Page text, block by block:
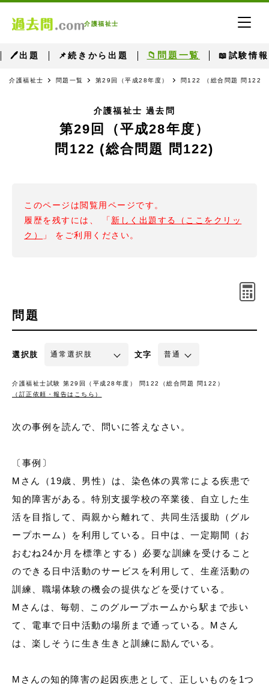
介護福祉士
🖊出題 📌続きから出題 📁問題一覧 📖試験情報
介護福祉士 問題一覧 第29回（平成28年度） 問122 （総合問題 問122）
介護福祉士 過去問
第29回（平成28年度）
問122 (総合問題 問122)
このページは閲覧用ページです。
履歴を残すには、 「 新しく出題する（ここをクリッ
ク）
」 をご利用ください。
問題
選択肢 文字
介護福祉士試験 第29回（平成28年度） 問122（総合問題 問122）
（訂正依頼・報告はこちら）
次の事例を読んで、問いに答えなさい。
〔事例〕
Mさん（19歳、男性）は、染色体の異常による疾患で
知的障害がある。特別支援学校の卒業後、自立した生
活を目指して、両親から離れて、共同生活援助（グル
ープホーム）を利用している。日中は、一定期間（お
おむね24か月を標準とする）必要な訓練を受けること
のできる日中活動のサービスを利用して、生産活動の
訓練、職場体験の機会の提供などを受けている。
Mさんは、毎朝、このグループホームから駅まで歩い
て、電車で日中活動の場所まで通っている。Mさん
は、楽しそうに生き生きと訓練に励んでいる。
Mさんの知的障害の起因疾患として、正しいものを1つ